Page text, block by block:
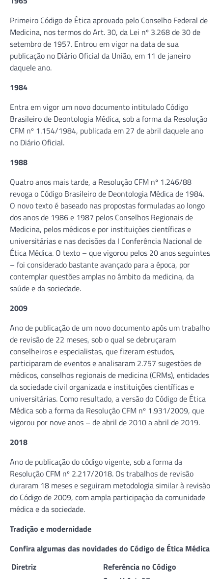
Primeiro Código de Ética aprovado pelo Conselho Federal de
Medicina, nos termos do Art. 30, da Lei nº 3.268 de 30 de
setembro de 1957. Entrou em vigor na data de sua
publicação no Diário Oficial da União, em 11 de janeiro
daquele ano.
1984
Entra em vigor um novo documento intitulado Código
Brasileiro de Deontologia Médica, sob a forma da Resolução
CFM nº 1.154/1984, publicada em 27 de abril daquele ano
no Diário Oficial.
1988
Quatro anos mais tarde, a Resolução CFM nº 1.246/88
revoga o Código Brasileiro de Deontologia Médica de 1984.
O novo texto é baseado nas propostas formuladas ao longo
dos anos de 1986 e 1987 pelos Conselhos Regionais de
Medicina, pelos médicos e por instituições científicas e
universitárias e nas decisões da I Conferência Nacional de
Ética Médica. O texto – que vigorou pelos 20 anos seguintes
– foi considerado bastante avançado para a época, por
contemplar questões amplas no âmbito da medicina, da
saúde e da sociedade.
2009
Ano de publicação de um novo documento após um trabalho
de revisão de 22 meses, sob o qual se debruçaram
conselheiros e especialistas, que fizeram estudos,
participaram de eventos e analisaram 2.757 sugestões de
médicos, conselhos regionais de medicina (CRMs), entidades
da sociedade civil organizada e instituições científicas e
universitárias. Como resultado, a versão do Código de Ética
Médica sob a forma da Resolução CFM nº 1.931/2009, que
vigorou por nove anos – de abril de 2010 a abril de 2019.
2018
Ano de publicação do código vigente, sob a forma da
Resolução CFM nº 2.217/2018. Os trabalhos de revisão
duraram 18 meses e seguiram metodologia similar à revisão
do Código de 2009, com ampla participação da comunidade
médica e da sociedade.
Tradição e modernidade
Confira algumas das novidades do Código de Ética Médica
Diretriz
Referência no Código